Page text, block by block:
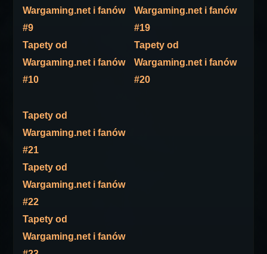
Wargaming.net i fanów
#9
Tapety od
Wargaming.net i fanów
#10
Wargaming.net i fanów
#19
Tapety od
Wargaming.net i fanów
#20
Tapety od
Wargaming.net i fanów
#21
Tapety od
Wargaming.net i fanów
#22
Tapety od
Wargaming.net i fanów